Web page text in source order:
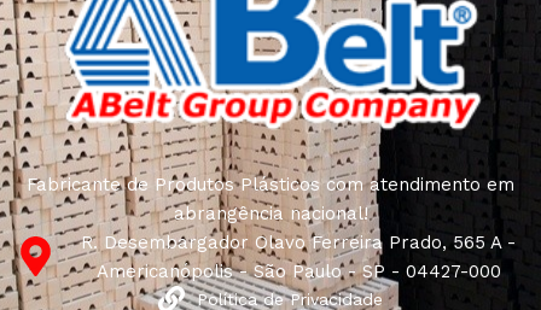
Fabricante de Produtos Plásticos com atendimento em
abrangência nacional!
R. Desembargador Olavo Ferreira Prado, 565 A -
Americanópolis - São Paulo - SP - 04427-000
Política de Privacidade